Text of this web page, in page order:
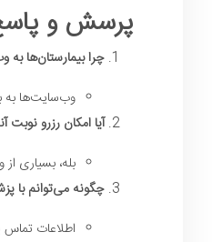
پرسش و
چرا بیمارستان‌ها به
وب‌سایت‌ها به
آیا امکان رزرو نوبت
بله، بسیاری
چگونه می‌توانم با
اطلاعات